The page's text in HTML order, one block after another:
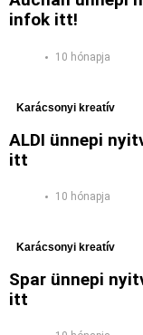
infok itt!
10 hónapja
Karácsonyi kreatív
ALDI ünnepi
itt
10 hónapja
Karácsonyi kreatív
Spar ünnepi
itt